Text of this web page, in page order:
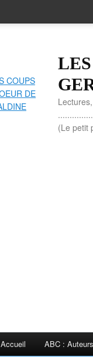
(Le petit
Accueil ABC :